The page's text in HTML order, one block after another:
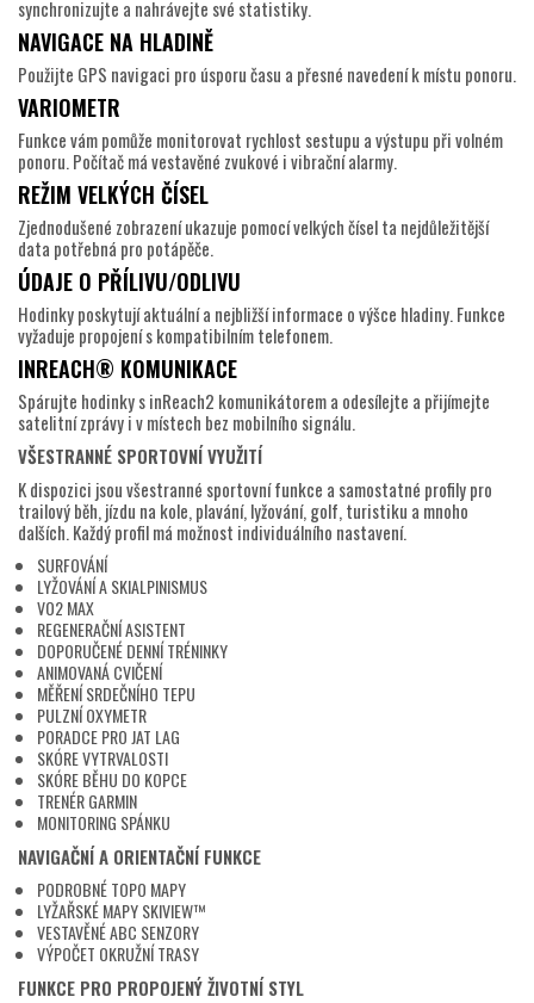
synchronizujte a nahrávejte své statistiky.
NAVIGACE NA HLADINĚ
Použijte GPS navigaci pro úsporu času a přesné navedení k místu ponoru.
VARIOMETR
Funkce vám pomůže monitorovat rychlost sestupu a výstupu při volném
ponoru. Počítač má vestavěné zvukové i vibrační alarmy.
REŽIM VELKÝCH ČÍSEL
Zjednodušené zobrazení ukazuje pomocí velkých čísel ta nejdůležitější
data potřebná pro potápěče.
ÚDAJE O PŘÍLIVU/ODLIVU
Hodinky poskytují aktuální a nejbližší informace o výšce hladiny. Funkce
vyžaduje propojení s kompatibilním telefonem.
INREACH® KOMUNIKACE
Spárujte hodinky s inReach2 komunikátorem a odesílejte a přijímejte
satelitní zprávy i v místech bez mobilního signálu.
VŠESTRANNÉ SPORTOVNÍ VYUŽITÍ
K dispozici jsou všestranné sportovní funkce a samostatné profily pro
trailový běh, jízdu na kole, plavání, lyžování, golf, turistiku a mnoho
dalších. Každý profil má možnost individuálního nastavení.
SURFOVÁNÍ
LYŽOVÁNÍ A SKIALPINISMUS
VO2 MAX
REGENERAČNÍ ASISTENT
DOPORUČENÉ DENNÍ TRÉNINKY
ANIMOVANÁ CVIČENÍ
MĚŘENÍ SRDEČNÍHO TEPU
PULZNÍ OXYMETR
PORADCE PRO JAT LAG
SKÓRE VYTRVALOSTI
SKÓRE BĚHU DO KOPCE
TRENÉR GARMIN
MONITORING SPÁNKU
NAVIGAČNÍ A ORIENTAČNÍ FUNKCE
PODROBNÉ TOPO MAPY
LYŽAŘSKÉ MAPY SKIVIEW™
VESTAVĚNÉ ABC SENZORY
VÝPOČET OKRUŽNÍ TRASY
FUNKCE PRO PROPOJENÝ ŽIVOTNÍ STYL